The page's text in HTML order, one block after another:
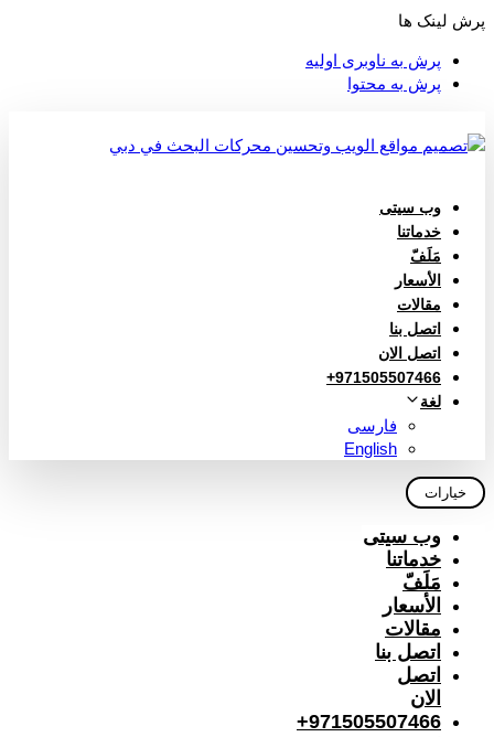
پرش لینک ها
پرش به ناوبری اولیه
پرش به محتوا
وب سیتی
خدماتنا
مَلَفّ
الأسعار
مقالات
اتصل بنا
اتصل الان
971505507466+
لغة
فارسی
English
خيارات
وب سیتی
خدماتنا
مَلَفّ
الأسعار
مقالات
اتصل بنا
اتصل
الان
971505507466+